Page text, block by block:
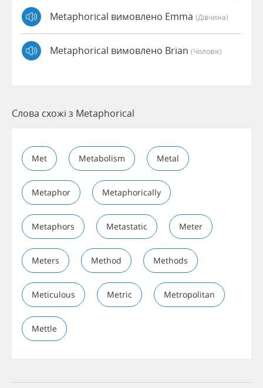
Metaphorical вимовлено Emma (дівчина)
Metaphorical вимовлено Brian (чоловік)
Слова схожі з Metaphorical
Met Metabolism Metal
Metaphor Metaphorically
Metaphors Metastatic Meter
Meters Method Methods
Meticulous Metric Metropolitan
Mettle